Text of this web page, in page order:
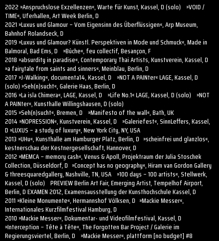
2022 »Anspruchslose Exzellenzen«, Warte für Kunst, Kassel, D (solo) »VOID /
TIME«, Uferhallen, Art Week Berlin, D
2021 »Luxus und Glamour – Vom Eigensinn des Überflüssigen«, Arp Museum,
Bahnhof Rolandseck, D
2019 »Luxus und Glamour? Künstl. Perspektiven in Mode und Schmuck«, Made in
Balmoral, Bad Ems, D »Bûche«, feu collectif, Besançon, F
2018 »absurdity in paradise«, Contemporary Thai Artists, Kunstverein, Kassel, D
»a fairytale from saints and sinners«, Meinblau, Berlin, D
2017 »J-Walking«, documenta14, Kassel, D »NOT A PAINter« LAGE, Kassel, D
(solo) »Seh(n)sucht«, Galerie Haas, Berlin, D
2016 »La isla Chimera«, LAGE, Kassel, D »Life No.1« LAGE, Kassel, D (solo) »NOT
A PAINter«, Kunsthalle Willingshausen, D (solo)
2015 »Seh(n)sucht«, Bremen, D »Manifesto of the wall«, Bath, UK
2014 »NOPRESSION«, Kunstverein, Kassel, D »Galeriefest«, SinnLeffers, Kassel,
D »LUXUS – a study of luxury«, New York City, NY, USA
2013 »UHu«, Kunsthalle am Hamburger Platz, Berlin, D »scheinfrei und glanzlos«,
kestnerschau der Kestnergesellschaft, Hannover, D
2012 »MEMCA – memory cash«, Venus & Apoll, Projektraum der Julia Stoschek
Collection, Düsseldorf, D »Concept has no geography«, Hiram van Gordon Gallery
& threesquaredgallery, Nashville, TN, USA »100 days – 100 artists«, Stellwerk,
Kassel, D (solo) PREVIEW Berlin Art Fair, Emerging Artist, Tempelhof Airport,
Berlin, D EXAMEN 2012, Examensausstellung der Kunsthochschule Kassel, D
2011 »Kleine Monumente«, Hermannshof Völksen, D »Mackie Messer«,
Internationales Kurzfilmfestival Hamburg, D
2010 »Mackie Messer«, Dokumentar- und Videofilmfestival, Kassel, D
»Interception – Tête à Tête«, The Forgotten Bar Project / Galerie im
Regierungsviertel, Berlin, D »Mackie Messer«, plattform [no budget] #8